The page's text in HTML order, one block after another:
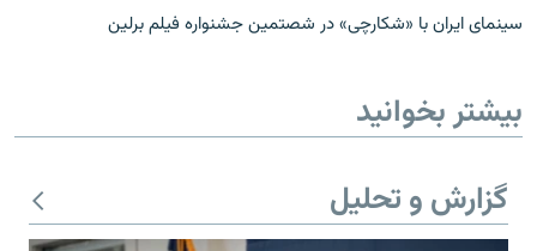
سینمای ایران با «شکارچی» در شصتمین جشنواره فیلم برلین
بیشتر بخوانید
گزارش و تحلیل